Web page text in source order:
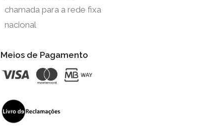
chamada para a rede fixa
nacional
Meios de Pagamento